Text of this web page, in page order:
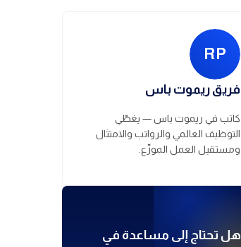
RP
فريق ريموت باس
كاتب في ريموت باس — يغطّي
التوظيف العالمي والرواتب والامتثال
ومستقبل العمل الموزّع.
هل تحتاج إلى مساعدة في